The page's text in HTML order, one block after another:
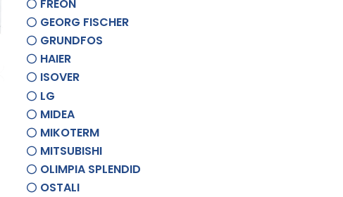
FREON
GEORG FISCHER
GRUNDFOS
HAIER
ISOVER
LG
MIDEA
MIKOTERM
MITSUBISHI
OLIMPIA SPLENDID
OSTALI